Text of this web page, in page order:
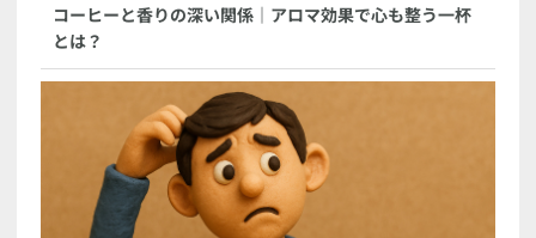
コーヒーと香りの深い関係｜アロマ効果で心も整う一杯
とは？